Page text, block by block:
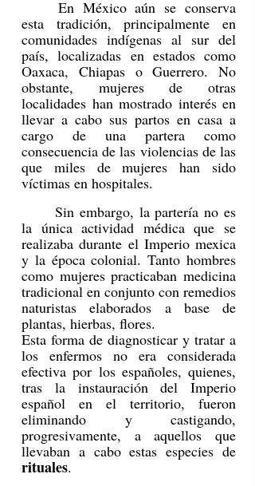
esta tradición, principalmente en
comunidades indígenas al sur del
país, localizadas en estados como
Oaxaca, Chiapas o Guerrero. No
obstante, mujeres de otras
localidades han mostrado interés en
llevar a cabo sus partos en casa a
cargo de una partera como
consecuencia de las violencias de las
que miles de mujeres han sido
víctimas en hospitales.
la única actividad médica que se
realizaba durante el Imperio mexica
y la época colonial. Tanto hombres
como mujeres practicaban medicina
tradicional en conjunto con remedios
naturistas elaborados a base de
plantas, hierbas, flores.
Esta forma de diagnosticar y tratar a
los enfermos no era considerada
efectiva por los españoles, quienes,
tras la instauración del Imperio
español en el territorio, fueron
eliminando y castigando,
progresivamente, a aquellos que
rituales.